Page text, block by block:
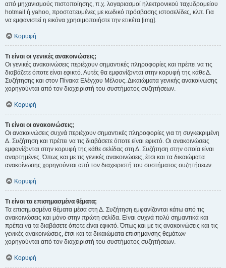
από μηχανισμούς πιστοποίησης, π.χ. λογαριασμοί ηλεκτρονικού ταχυδρομείου
hotmail ή yahoo, προστατευμένες με κωδικό πρόσβασης ιστοσελίδες, κλπ. Για
να εμφανιστεί η εικόνα χρησιμοποιήστε την ετικέτα [img].
Κορυφή
Τι είναι οι γενικές ανακοινώσεις;
Οι γενικές ανακοινώσεις περιέχουν σημαντικές πληροφορίες και πρέπει να τις
διαβάζετε όποτε είναι εφικτό. Αυτές θα εμφανίζονται στην κορυφή της κάθε Δ.
Συζήτησης και στον Πίνακα Ελέγχου Μέλους. Δικαιώματα γενικής ανακοίνωσης
χορηγούνται από τον διαχειριστή του συστήματος συζητήσεων.
Κορυφή
Τι είναι οι ανακοινώσεις;
Οι ανακοινώσεις συχνά περιέχουν σημαντικές πληροφορίες για τη συγκεκριμένη
Δ. Συζήτηση και πρέπει να τις διαβάσετε όποτε είναι εφικτό. Οι ανακοινώσεις
εμφανίζονται στην κορυφή της κάθε σελίδας στη Δ. Συζήτηση στην οποία είναι
αναρτημένες. Όπως και με τις γενικές ανακοινώσεις, έτσι και τα δικαιώματα
ανακοίνωσης χορηγούνται από τον διαχειριστή του συστήματος συζητήσεων.
Κορυφή
Τι είναι τα επισημασμένα θέματα;
Τα επισημασμένα θέματα μέσα στη Δ. Συζήτηση εμφανίζονται κάτω από τις
ανακοινώσεις και μόνο στην πρώτη σελίδα. Είναι συχνά πολύ σημαντικά και
πρέπει να τα διαβάσετε όποτε είναι εφικτό. Όπως και με τις ανακοινώσεις και τις
γενικές ανακοινώσεις, έτσι και τα δικαιώματα επισήμανσης θεμάτων
χορηγούνται από τον διαχειριστή του συστήματος συζητήσεων.
Κορυφή